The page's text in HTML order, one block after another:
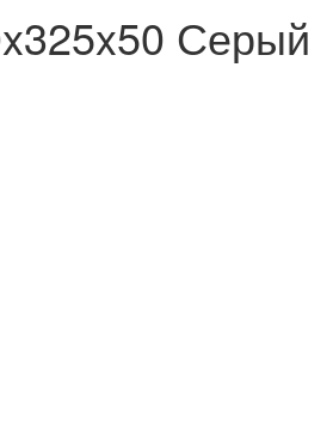
Серый